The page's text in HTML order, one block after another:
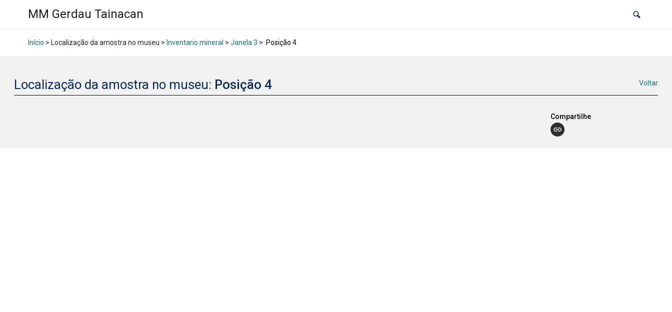
MM Gerdau Tainacan
Início > Localização da amostra no museu > Inventario mineral > Janela 3 > Posição 4
Localização da amostra no museu: Posição 4 Voltar
Compartilhe